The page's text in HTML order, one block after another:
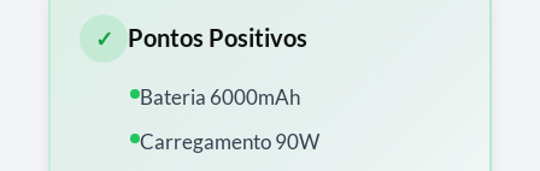
✓ Pontos Positivos
Bateria 6000mAh
Carregamento 90W